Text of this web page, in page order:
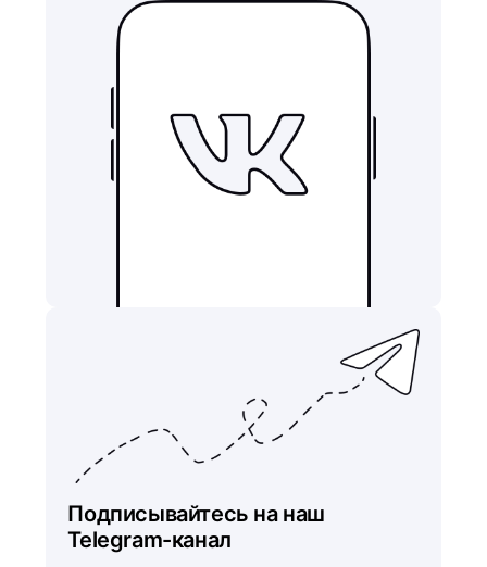
Подписывайтесь на наш
Telegram-канал